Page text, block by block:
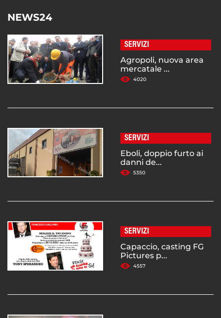
NEWS24
SERVIZI
Agropoli, nuova area
mercatale ...
4020
SERVIZI
Eboli, doppio furto ai
danni de...
5350
SERVIZI
Capaccio, casting FG
Pictures p...
4557